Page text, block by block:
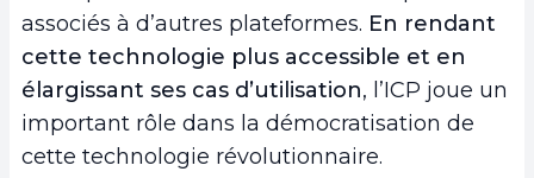
associés à d’autres plateformes. En rendant
cette technologie plus accessible et en
élargissant ses cas d’utilisation, l’ICP joue un
important rôle dans la démocratisation de
cette technologie révolutionnaire.